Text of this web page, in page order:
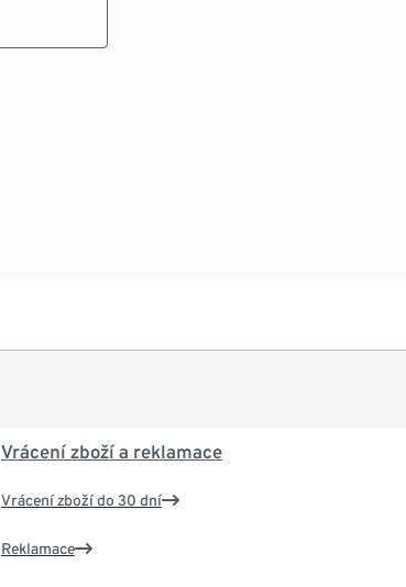
Vrácení zboží a reklamace
Vrácení zboží do 30 dní
Reklamace